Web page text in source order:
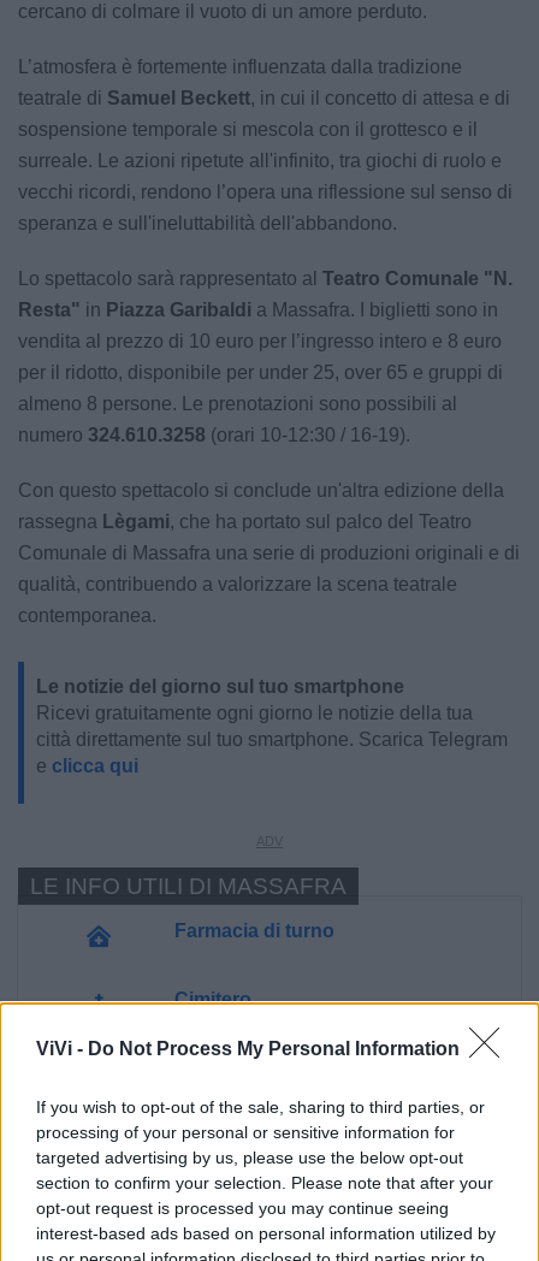
ViVi - Do Not Process My Personal Information
If you wish to opt-out of the sale, sharing to third parties, or
processing of your personal or sensitive information for
targeted advertising by us, please use the below opt-out
section to confirm your selection. Please note that after your
opt-out request is processed you may continue seeing
interest-based ads based on personal information utilized by
cercano di colmare il vuoto di un amore perduto.
L’atmosfera è fortemente influenzata dalla tradizione
teatrale di Samuel Beckett, in cui il concetto di attesa e di
sospensione temporale si mescola con il grottesco e il
surreale. Le azioni ripetute all'infinito, tra giochi di ruolo e
vecchi ricordi, rendono l’opera una riflessione sul senso di
speranza e sull'ineluttabilità dell'abbandono.
Lo spettacolo sarà rappresentato al Teatro Comunale "N.
Resta" in Piazza Garibaldi a Massafra. I biglietti sono in
vendita al prezzo di 10 euro per l’ingresso intero e 8 euro
per il ridotto, disponibile per under 25, over 65 e gruppi di
almeno 8 persone. Le prenotazioni sono possibili al
numero 324.610.3258 (orari 10-12:30 / 16-19).
Con questo spettacolo si conclude un'altra edizione della
rassegna Lègami, che ha portato sul palco del Teatro
Comunale di Massafra una serie di produzioni originali e di
qualità, contribuendo a valorizzare la scena teatrale
contemporanea.
Le notizie del giorno sul tuo smartphone
Ricevi gratuitamente ogni giorno le notizie della tua
città direttamente sul tuo smartphone. Scarica Telegram
e clicca qui
Farmacia di turno
Cimitero
Guardia Medica
Polizia Locale
LE INFO UTILI DI MASSAFRA